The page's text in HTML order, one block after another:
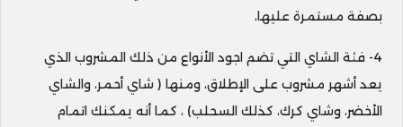
بصفة مستمرة عليها،
4- فئة الشاي التي تضم اجود الأنواع من ذلك المشروب الذي
يعد أشهر مشروب على الإطلاق، ومنها ( شاي أحمر، والشاي
الأخضر، وشاي كرك، كذلك السحلب) ، كما أنه يمكنك اتمام